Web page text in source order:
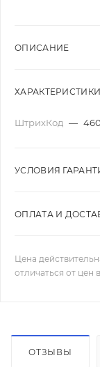
ОПИСАНИЕ
ХАРАКТЕРИСТИКИ
ШтрихКод —
УСЛОВИЯ
ОПЛАТА И
Цена
отличаться от цен
ОТЗЫВЫ